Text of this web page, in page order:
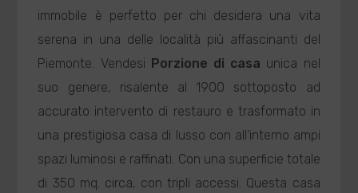
immobile è perfetto per chi desidera una vita
serena in una delle località più affascinanti del
Piemonte. Vendesi Porzione di casa unica nel
suo genere, risalente al 1900 sottoposto ad
accurato intervento di restauro e trasformato in
una prestigiosa casa di lusso con all'interno ampi
spazi luminosi e raffinati. Con una superficie totale
di 350 mq. circa, con tripli accessi. Questa casa